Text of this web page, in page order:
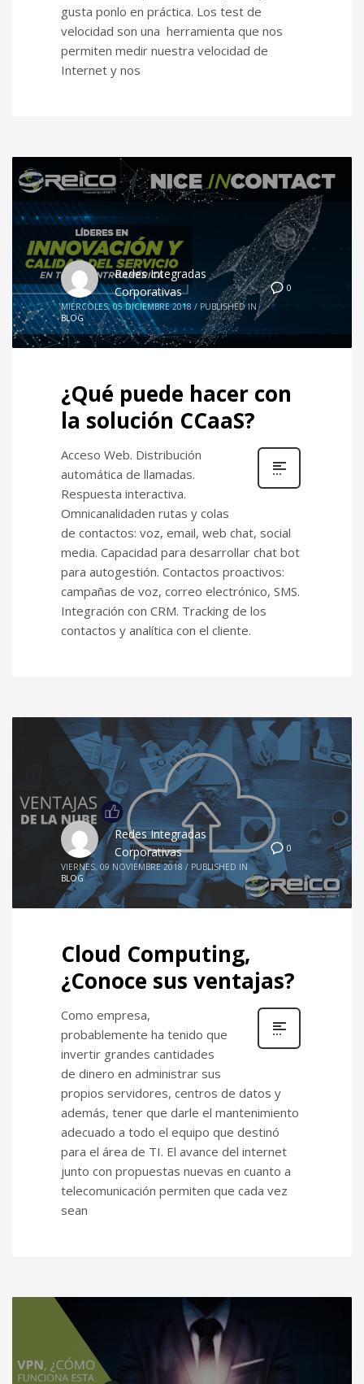
gusta ponlo en práctica. Los test de
velocidad son una herramienta que nos
permiten medir nuestra velocidad de
Internet y nos
0
Redes Integradas
Corporativas
MIÉRCOLES, 05 DICIEMBRE 2018 / PUBLISHED IN
BLOG
¿Qué puede hacer con
la solución CCaaS?
Acceso Web. Distribución
automática de llamadas.
Respuesta interactiva.
Omnicanalidaden rutas y colas
de contactos: voz, email, web chat, social
media. Capacidad para desarrollar chat bot
para autogestión. Contactos proactivos:
campañas de voz, correo electrónico, SMS.
Integración con CRM. Tracking de los
contactos y analítica con el cliente.
0
Redes Integradas
Corporativas
VIERNES, 09 NOVIEMBRE 2018 / PUBLISHED IN
BLOG
Cloud Computing,
¿Conoce sus ventajas?
Como empresa,
probablemente ha tenido que
invertir grandes cantidades
de dinero en administrar sus
propios servidores, centros de datos y
además, tener que darle el mantenimiento
adecuado a todo el equipo que destinó
para el área de TI. El avance del internet
junto con propuestas nuevas en cuanto a
telecomunicación permiten que cada vez
sean